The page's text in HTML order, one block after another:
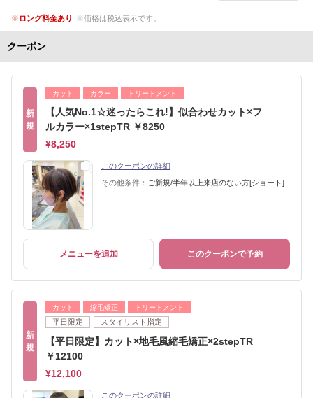
ロング料金あり 価格は税込表示です。
クーポン
新
規
カット カラー トリートメント
【人気No.1☆迷ったらこれ!】似合わせカット×フ
ルカラー×1stepTR ￥8250
¥8,250
このクーポンの詳細
その他条件： ご新規/半年以上来店のない方[ショート]
メニューを追加 このクーポンで予約
新
規
カット 縮毛矯正 トリートメント
平日限定 スタイリスト指定
【平日限定】カット×地毛風縮毛矯正×2stepTR
￥12100
¥12,100
このクーポンの詳細